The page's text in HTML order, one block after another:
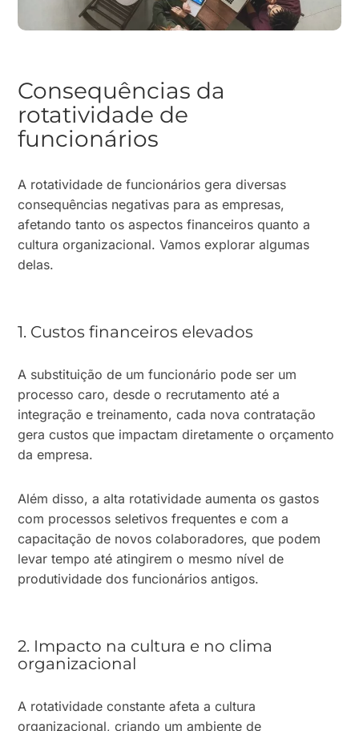
Consequências da
rotatividade de
funcionários
A rotatividade de funcionários gera diversas
consequências negativas para as empresas,
afetando tanto os aspectos financeiros quanto a
cultura organizacional. Vamos explorar algumas
delas.
1. Custos financeiros elevados
A substituição de um funcionário pode ser um
processo caro, desde o recrutamento até a
integração e treinamento, cada nova contratação
gera custos que impactam diretamente o orçamento
da empresa.
Além disso, a alta rotatividade aumenta os gastos
com processos seletivos frequentes e com a
capacitação de novos colaboradores, que podem
levar tempo até atingirem o mesmo nível de
produtividade dos funcionários antigos.
2. Impacto na cultura e no clima
organizacional
A rotatividade constante afeta a cultura
organizacional, criando um ambiente de